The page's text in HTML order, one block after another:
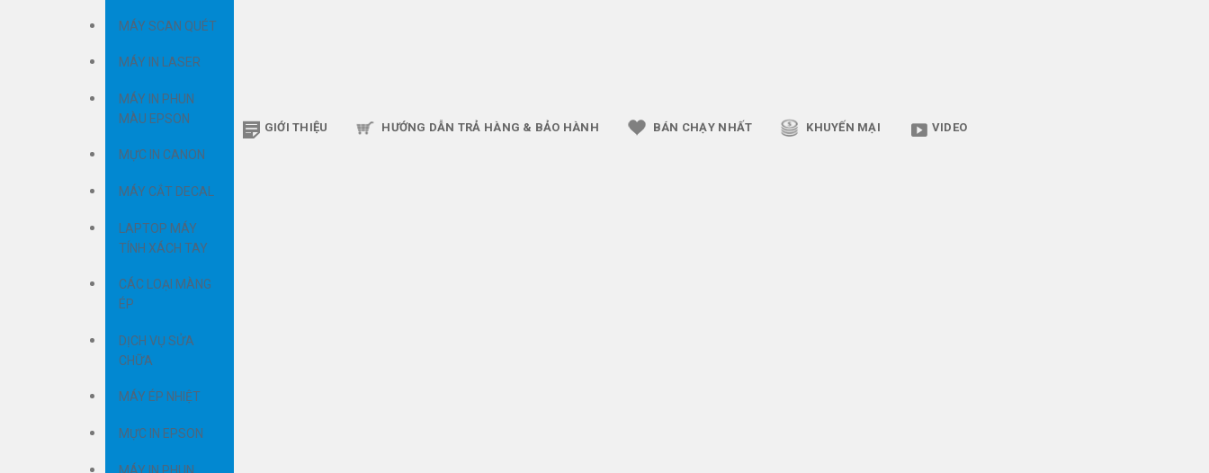
MÁY SCAN QUÉT
MÁY IN LASER
MÁY IN PHUN
MÀU EPSON
MỰC IN CANON
MÁY CẮT DECAL
LAPTOP MÁY
TÍNH XÁCH TAY
CÁC LOẠI MÀNG
ÉP
DỊCH VỤ SỬA
CHỮA
MÁY ÉP NHIỆT
MỰC IN EPSON
MÁY IN PHUN
GIỚI THIỆU HƯỚNG DẪN TRẢ HÀNG & BẢO HÀNH BÁN CHẠY NHẤT KHUYẾN MẠI VIDEO